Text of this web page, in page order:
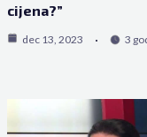
cijena?”
dec 13, 2023 3